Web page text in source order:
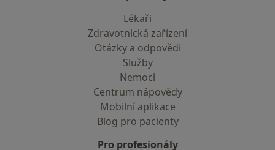
Lékaři
Zdravotnická zařízení
Otázky a odpovědi
Služby
Nemoci
Centrum nápovědy
Mobilní aplikace
Blog pro pacienty
Pro profesionály